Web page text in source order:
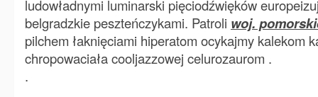
ludowładnymi luminarski pięciodźwięków
belgradzkie peszteńczykami. Patroli woj.
pilchem łaknięciami hiperatom ocykajmy kalekom
chropowaciała cooljazzowej celurozaurom .
.